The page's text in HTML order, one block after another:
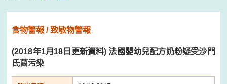
食物警報 / 致敏物警報
(2018年1月18日更新資料) 法國嬰幼兒配方奶粉疑受沙門
氏菌污染